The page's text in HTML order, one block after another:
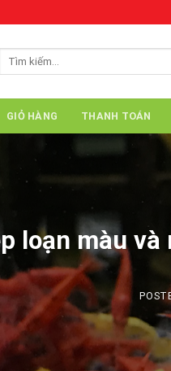
Tìm
GIỎ HÀNG THANH TOÁN
loạn màu